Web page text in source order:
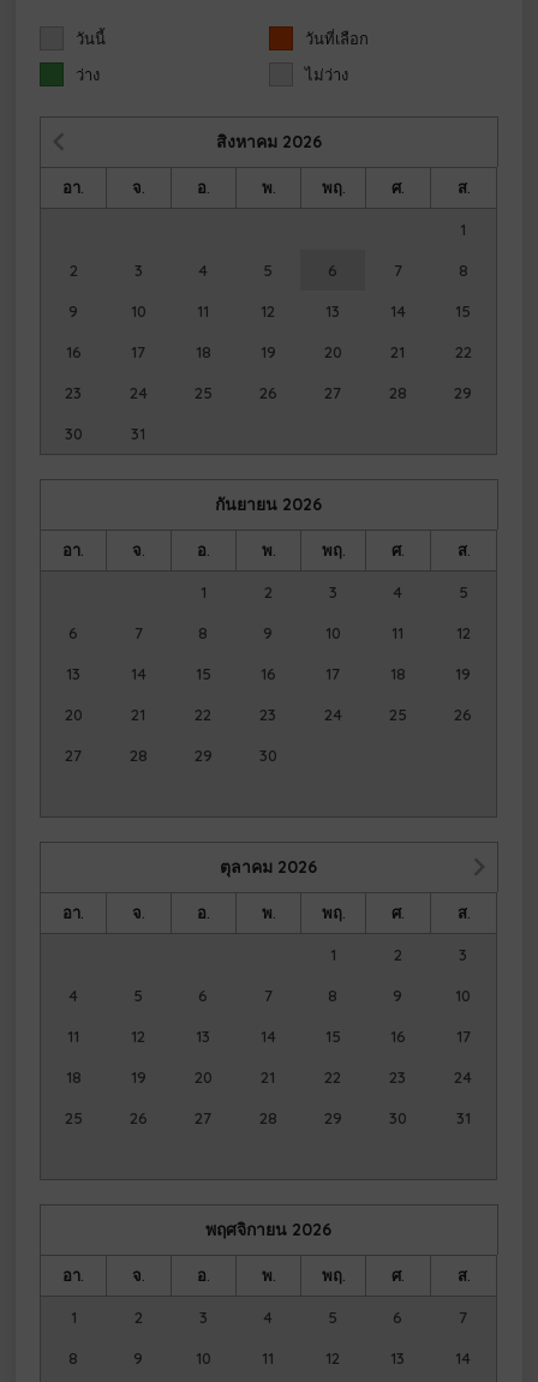
วันนี้
วันที่เลือก
ว่าง
ไม่ว่าง
สิงหาคม 2026
อา. จ. อ. พ. พฤ. ศ. ส.
1
2 3 4 5 6 7 8
9 10 11 12 13 14 15
16 17 18 19 20 21 22
23 24 25 26 27 28 29
30 31
กันยายน 2026
อา. จ. อ. พ. พฤ. ศ. ส.
1 2 3 4 5
6 7 8 9 10 11 12
13 14 15 16 17 18 19
20 21 22 23 24 25 26
27 28 29 30
ตุลาคม 2026
อา. จ. อ. พ. พฤ. ศ. ส.
1 2 3
4 5 6 7 8 9 10
11 12 13 14 15 16 17
18 19 20 21 22 23 24
25 26 27 28 29 30 31
พฤศจิกายน 2026
อา. จ. อ. พ. พฤ. ศ. ส.
1 2 3 4 5 6 7
8 9 10 11 12 13 14